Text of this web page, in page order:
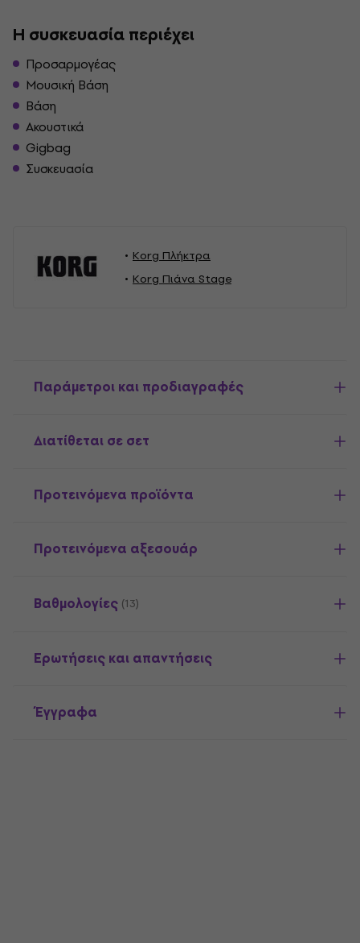
Η συσκευασία περιέχει
Προσαρμογέας
Μουσική Βάση
Βάση
Ακουστικά
Gigbag
Συσκευασία
Korg Πλήκτρα
Korg Πιάνα Stage
Παράμετροι και προδιαγραφές
Διατίθεται σε σετ
Προτεινόμενα προϊόντα
Προτεινόμενα αξεσουάρ
Βαθμολογίες (13)
Ερωτήσεις και απαντήσεις
Έγγραφα